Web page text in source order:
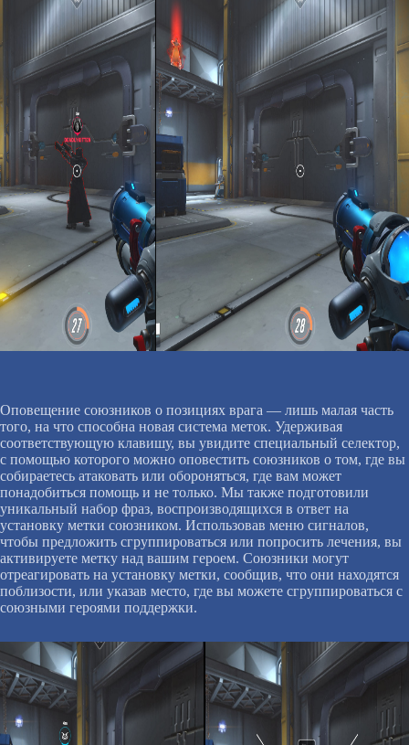
Оповещение союзников о позициях врага — лишь малая часть
того, на что способна новая система меток. Удерживая
соответствующую клавишу, вы увидите специальный селектор,
с помощью которого можно оповестить союзников о том, где вы
собираетесь атаковать или обороняться, где вам может
понадобиться помощь и не только. Мы также подготовили
уникальный набор фраз, воспроизводящихся в ответ на
установку метки союзником. Использовав меню сигналов,
чтобы предложить сгруппироваться или попросить лечения, вы
активируете метку над вашим героем. Союзники могут
отреагировать на установку метки, сообщив, что они находятся
поблизости, или указав место, где вы можете сгруппироваться с
союзными героями поддержки.